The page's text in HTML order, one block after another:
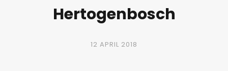
Hertogenbosch
12 APRIL 2018